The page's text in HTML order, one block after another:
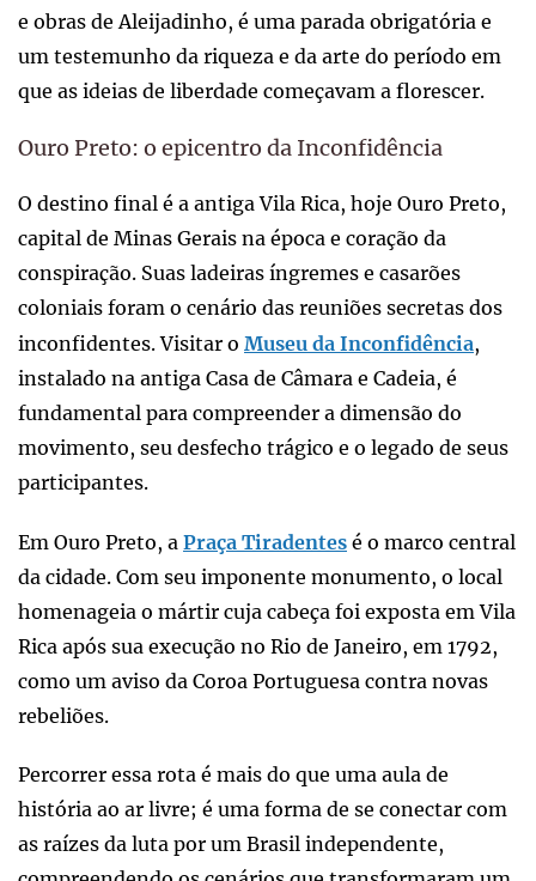
e obras de Aleijadinho, é uma parada obrigatória e
um testemunho da riqueza e da arte do período em
que as ideias de liberdade começavam a florescer.
Ouro Preto: o epicentro da Inconfidência
O destino final é a antiga Vila Rica, hoje Ouro Preto,
capital de Minas Gerais na época e coração da
conspiração. Suas ladeiras íngremes e casarões
coloniais foram o cenário das reuniões secretas dos
inconfidentes. Visitar o Museu da Inconfidência,
instalado na antiga Casa de Câmara e Cadeia, é
fundamental para compreender a dimensão do
movimento, seu desfecho trágico e o legado de seus
participantes.
Em Ouro Preto, a Praça Tiradentes é o marco central
da cidade. Com seu imponente monumento, o local
homenageia o mártir cuja cabeça foi exposta em Vila
Rica após sua execução no Rio de Janeiro, em 1792,
como um aviso da Coroa Portuguesa contra novas
rebeliões.
Percorrer essa rota é mais do que uma aula de
história ao ar livre; é uma forma de se conectar com
as raízes da luta por um Brasil independente,